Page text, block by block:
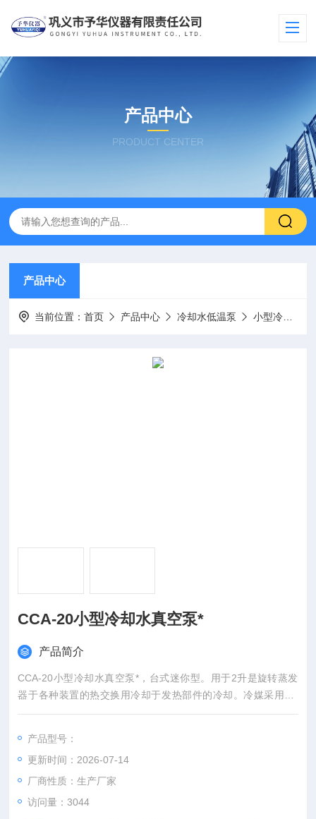
产品中心
PRODUCT CENTER
产品中心
当前位置：首页 产品中心 冷却水低温泵 小型冷却水低温泵
CCA-20小型冷却水真空泵*
产品简介
CCA-20小型冷却水真空泵*，台式迷你型。用于2升是旋转蒸发
器于各种装置的热交换用冷却于发热部件的冷却。冷媒采用HF
C。具有自我诊断功能，冷冻机保护定时，冷冻机高压压力开
0小型冷却水真空泵
产品型号：
更新时间：2026-07-14
厂商性质：生产厂家
访问量：3044